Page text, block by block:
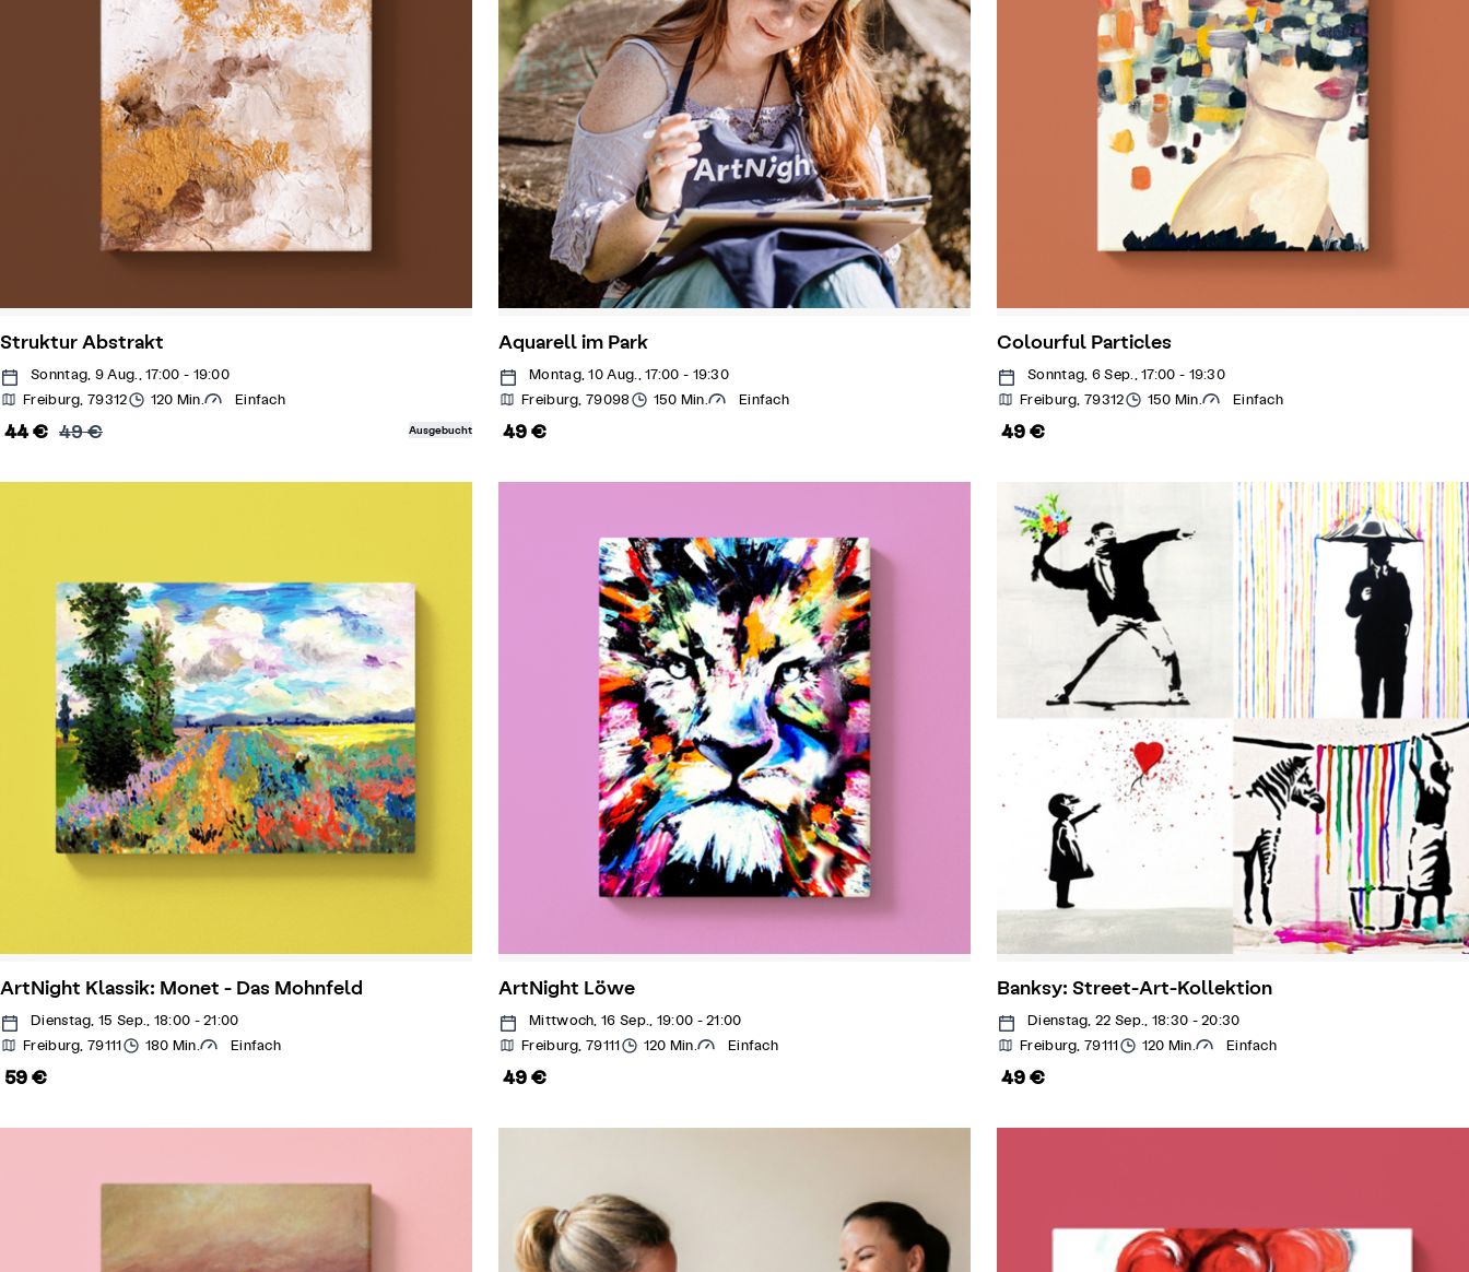
Struktur Abstrakt
Sonntag, 9 Aug., 17:00 - 19:00
Freiburg, 79312
120 Min. Einfach
44 € 49 € Ausgebucht
Aquarell im Park
Montag, 10 Aug., 17:00 - 19:30
Freiburg, 79098
150 Min. Einfach
49 €
Colourful Particles
Sonntag, 6 Sep., 17:00 - 19:30
Freiburg, 79312
150 Min. Einfach
49 €
ArtNight Klassik: Monet - Das Mohnfeld
Dienstag, 15 Sep., 18:00 - 21:00
Freiburg, 79111
180 Min. Einfach
59 €
ArtNight Löwe
Mittwoch, 16 Sep., 19:00 - 21:00
Freiburg, 79111
120 Min. Einfach
49 €
Banksy: Street-Art-Kollektion
Dienstag, 22 Sep., 18:30 - 20:30
Freiburg, 79111
120 Min. Einfach
49 €